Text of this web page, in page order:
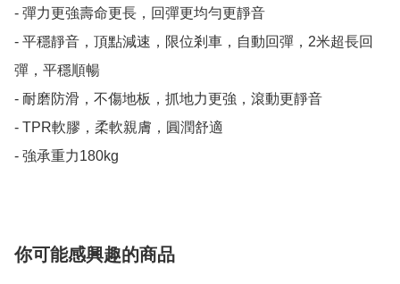
- 彈力更強壽命更長，回彈更均勻更靜音
- 平穩靜音，頂點減速，限位剎車，自動回彈，2米超長回
彈，平穩順暢
- 耐磨防滑，不傷地板，抓地力更強，滾動更靜音
- TPR軟膠，柔軟親膚，圓潤舒適
- 強承重力180kg
你可能感興趣的商品